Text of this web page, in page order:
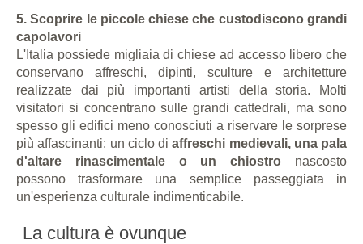
5. Scoprire le piccole chiese che custodiscono grandi
capolavori
L'Italia possiede migliaia di chiese ad accesso libero che
conservano affreschi, dipinti, sculture e architetture
realizzate dai più importanti artisti della storia. Molti
visitatori si concentrano sulle grandi cattedrali, ma sono
spesso gli edifici meno conosciuti a riservare le sorprese
più affascinanti: un ciclo diaffreschi medievali, una pala
d'altare rinascimentale o un chiostro nascosto
possono trasformare una semplice passeggiata in
un'esperienza culturale indimenticabile.
La cultura è ovunque